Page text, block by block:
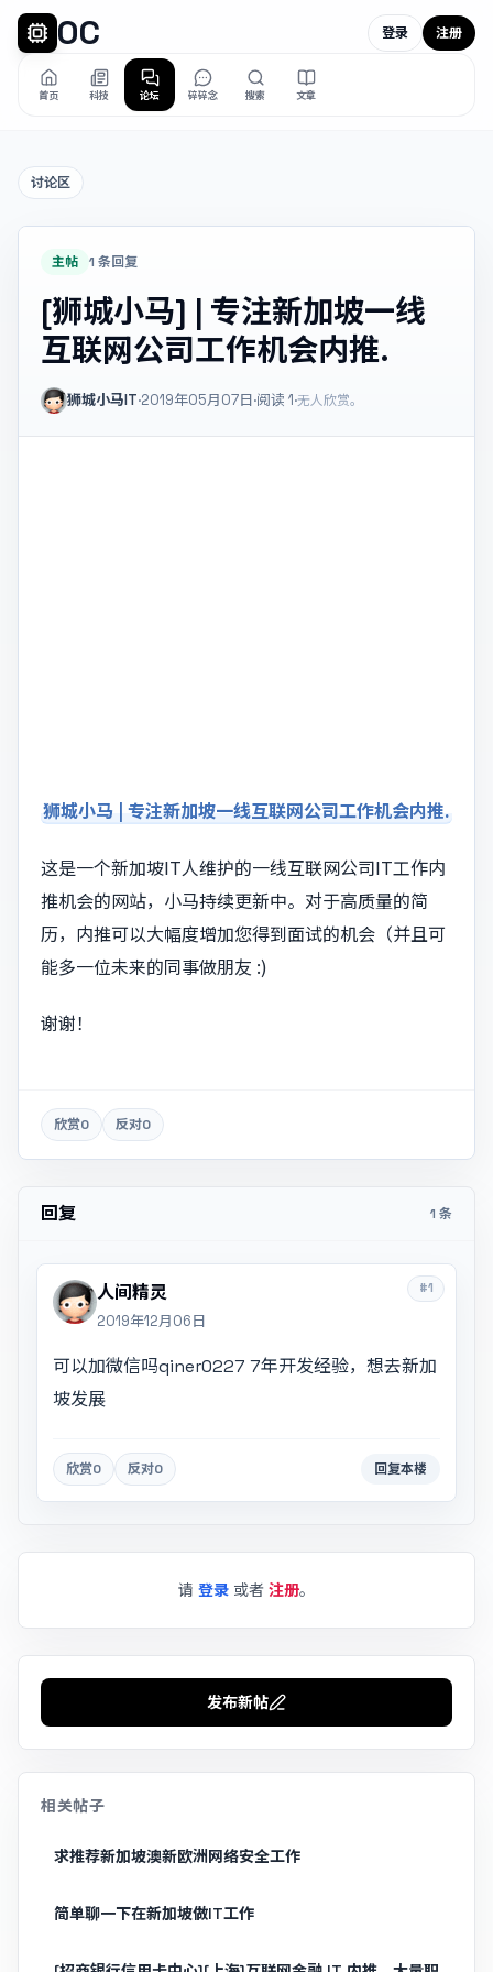
OC
首页 科技 论坛 碎碎念 搜索 文章
登录 注册
讨论区
主帖 1 条回复
[狮城小马] | 专注新加坡一线
互联网公司工作机会内推.
狮城小马IT·2019年05月07日·阅读 1·无人欣赏。
狮城小马 | 专注新加坡一线互联网公司工作机会内推.
这是一个新加坡IT人维护的一线互联网公司IT工作内
推机会的网站，小马持续更新中。对于高质量的简
历，内推可以大幅度增加您得到面试的机会（并且可
能多一位未来的同事做朋友 :)
谢谢！
欣赏0 反对0
回复 1 条
#1
人间精灵
2019年12月06日
可以加微信吗qiner0227 7年开发经验，想去新加
坡发展
欣赏0 反对0 回复本楼
请 登录 或者 注册。
发布新帖
相关帖子
求推荐新加坡澳新欧洲网络安全工作
简单聊一下在新加坡做IT工作